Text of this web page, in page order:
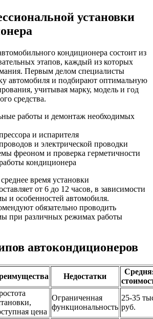
установки
кондиционера состоит из
этапов, каждый из которых
Первым делом специалисты
автомобиля и подбирают оптимальную
учитывая марку, модель и год
средства.
работы и демонтаж необходимых
и испарителя
и электрической проводки
фреоном и проверка герметичности
кондиционера
время установки
от 6 до 12 часов, в зависимости
и особенностей автомобиля.
обязательно проводить
при различных режимах работы
автокондиционеров
Недостатки
цена
Ограниченная
функциональность
25-35
руб.